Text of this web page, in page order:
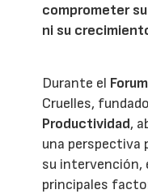
comprometer
ni su
Durante el
Cruelles,
Productividad,
una perspectiva
su intervención,
principales